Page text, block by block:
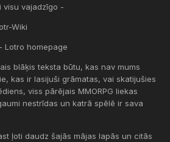
visu vajadzīgo -
Wiki
- Lotro homepage
blāķis teksta būtu, kas nav mums
kas ir lasijuši grāmatas, vai skatijušies
viss pārējais MMORPG liekas
nestrīdas un katrā spēlē ir sava
ļoti daudz šajās mājas lapās un citās